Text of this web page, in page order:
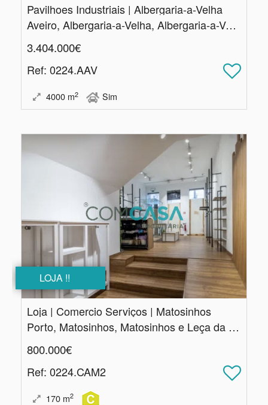
Pavilhoes Industriais | Albergaria-a-Velha
Aveiro, Albergaria-a-Velha, Albergaria-a-Velha e Valmaior
3.404.000€
Ref: 0224.AAV
4000 m2 Sim
LOJA !!
Loja | Comercio Serviços | Matosinhos
Porto, Matosinhos, Matosinhos e Leça da Palmeira
800.000€
Ref: 0224.CAM2
170 m2